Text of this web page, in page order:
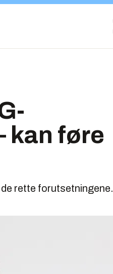
kan føre
rette forutsetningene.